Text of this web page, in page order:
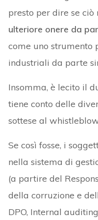
presto per dire se ciò
ulteriore onere da
come uno strumento
industriali da parte
Insomma, è lecito il
tiene conto delle
sottese al
Se così fosse, i
nella sistema di
(a partire del
della corruzione e
DPO, Internal